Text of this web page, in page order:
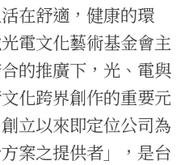
在舒適，健康的環
電文化藝術基金會主
的推廣下，光、電與
化跨界創作的重要元
立以來即定位公司為
案之提供者」，是台